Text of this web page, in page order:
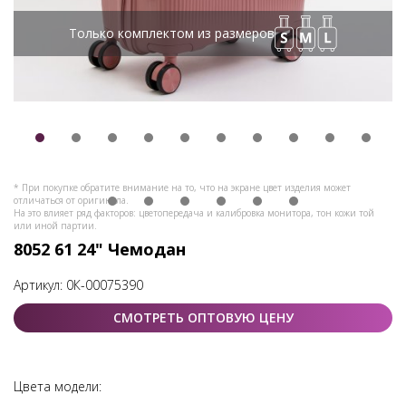
Только комплектом из размеров
* При покупке обратите внимание на то, что на экране цвет изделия может
отличаться от оригинала.
На это влияет ряд факторов: цветопередача и калибровка монитора, тон кожи той
или иной партии.
8052 61 24" Чемодан
Артикул: 0К-00075390
СМОТРЕТЬ ОПТОВУЮ ЦЕНУ
Цвета модели: